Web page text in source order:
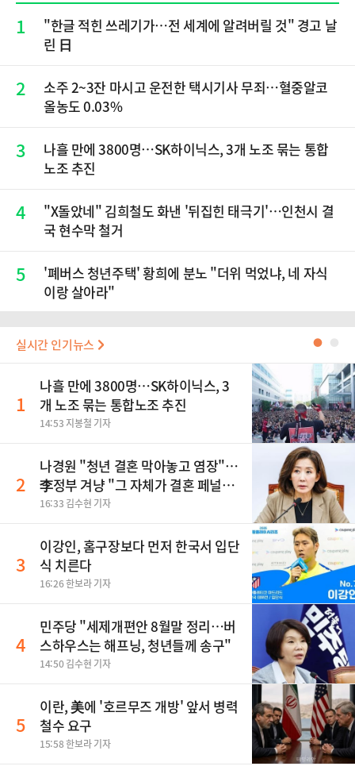
1
"한글 적힌 쓰레기가…전 세계에 알려버릴 것" 경고 날
린 日
2
소주 2~3잔 마시고 운전한 택시기사 무죄…혈중알코
올농도 0.03%
3
나흘 만에 3800명…SK하이닉스, 3개 노조 묶는 통합
노조 추진
4
"X돌았네" 김희철도 화낸 '뒤집힌 태극기'…인천시 결
국 현수막 철거
5
'폐버스 청년주택' 황희에 분노 "더위 먹었냐, 네 자식
이랑 살아라"
실시간 인기뉴스 ●
1
나흘 만에 3800명…SK하이닉스, 3
개 노조 묶는 통합노조 추진
14:53 지봉철 기자
2
나경원 "청년 결혼 막아놓고 염장"…
李정부 겨냥 "그 자체가 결혼 페널
티"
16:33 김수현 기자
3
이강인, 홈구장보다 먼저 한국서 입단
식 치른다
16:26 한보라 기자
4
민주당 "세제개편안 8월말 정리…버
스하우스는 해프닝, 청년들께 송구"
14:50 김수현 기자
5
이란, 美에 '호르무즈 개방' 앞서 병력
철수 요구
15:58 한보라 기자